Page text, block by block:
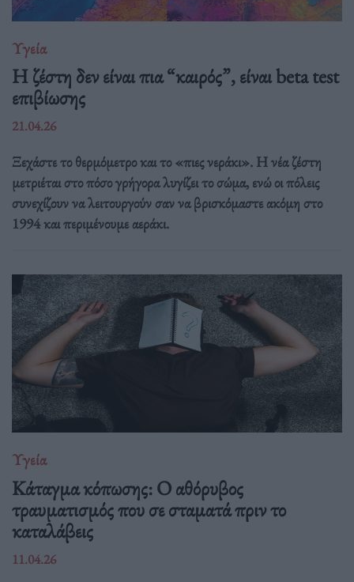
Υγεία
Η ζέστη δεν είναι πια “καιρός”, είναι beta test
επιβίωσης
21.04.26
Ξεχάστε το θερμόμετρο και το «πιες νεράκι». Η νέα ζέστη
μετριέται στο πόσο γρήγορα λυγίζει το σώμα, ενώ οι πόλεις
συνεχίζουν να λειτουργούν σαν να βρισκόμαστε ακόμη στο
1994 και περιμένουμε αεράκι.
Υγεία
Κάταγμα κόπωσης: O αθόρυβος
τραυματισμός που σε σταματά πριν το
καταλάβεις
11.04.26